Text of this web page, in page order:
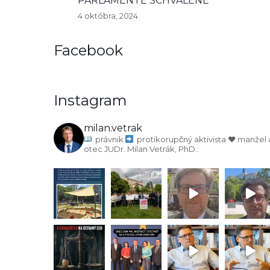
4 októbra, 2024
Facebook
Instagram
milan.vetrak
právnik protikorupčný aktivista ♥️ manžel
otec JUDr. Milan Vetrák, PhD.: